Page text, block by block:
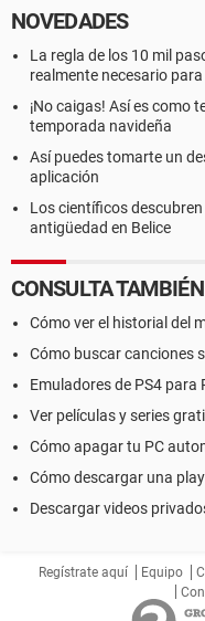
NOVEDADES
La regla de los 10 mil
realmente necesario
¡No caigas! Así es como
temporada navideña
Así puedes tomarte un
aplicación
Los científicos
antigüedad en Belice
CONSULTA TAMBIÉN
Cómo ver el historial del
Cómo buscar canciones
Emuladores de PS4 para
Ver películas y series
Cómo apagar tu PC
Cómo descargar una
Descargar videos
Regístrate aquí Equipo